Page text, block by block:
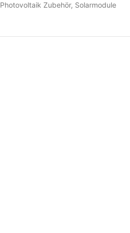
Photovoltaik Zubehör, Solarmodule